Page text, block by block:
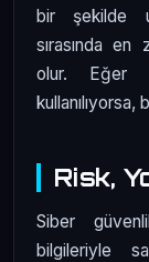
bir şekilde
sırasında en
olur. Eğer
kullanılıyorsa,
Risk,
Siber
bilgileriyle